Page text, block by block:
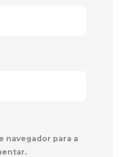
navegador para a